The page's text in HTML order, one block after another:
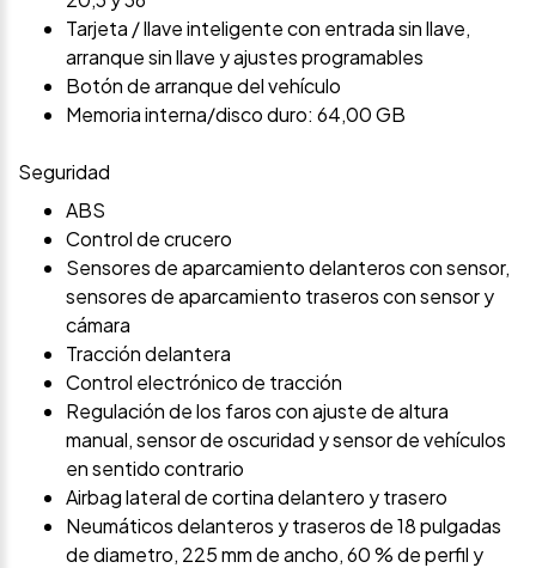
Tarjeta / llave inteligente con entrada sin llave,
arranque sin llave y ajustes programables
Botón de arranque del vehículo
Memoria interna/disco duro: 64,00 GB
Seguridad
ABS
Control de crucero
Sensores de aparcamiento delanteros con sensor,
sensores de aparcamiento traseros con sensor y
cámara
Tracción delantera
Control electrónico de tracción
Regulación de los faros con ajuste de altura
manual, sensor de oscuridad y sensor de vehículos
en sentido contrario
Airbag lateral de cortina delantero y trasero
Neumáticos delanteros y traseros de 18 pulgadas
de diametro, 225 mm de ancho, 60 % de perfil y